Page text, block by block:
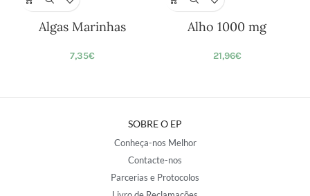
Algas Marinhas
7,35€
Alho 1000 mg
21,96€
SOBRE O EP
Conheça-nos Melhor
Contacte-nos
Parcerias e Protocolos